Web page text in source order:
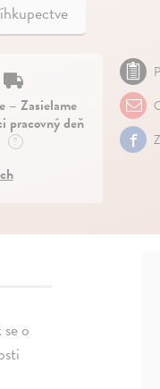
– Zasielame
pracovný deň
?
o